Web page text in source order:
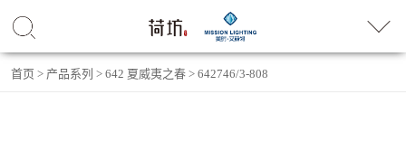
首页 > 产品系列 > 642 夏威夷之春> 642746/3-808